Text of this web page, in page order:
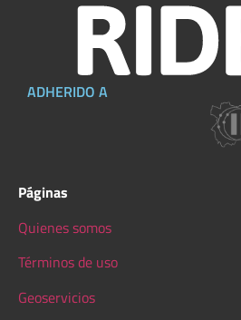
ADHERIDO A
Páginas
Quienes somos
Términos de uso
Geoservicios